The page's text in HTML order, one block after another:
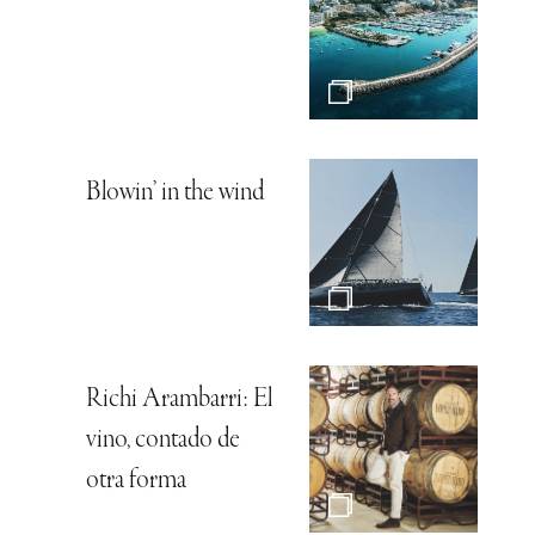
Blowin’ in the wind
Richi Arambarri: El
vino, contado de
otra forma